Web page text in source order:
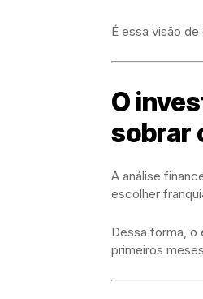
É essa visão
O
sobrar
A análise
escolher
Dessa forma, o
primeiros